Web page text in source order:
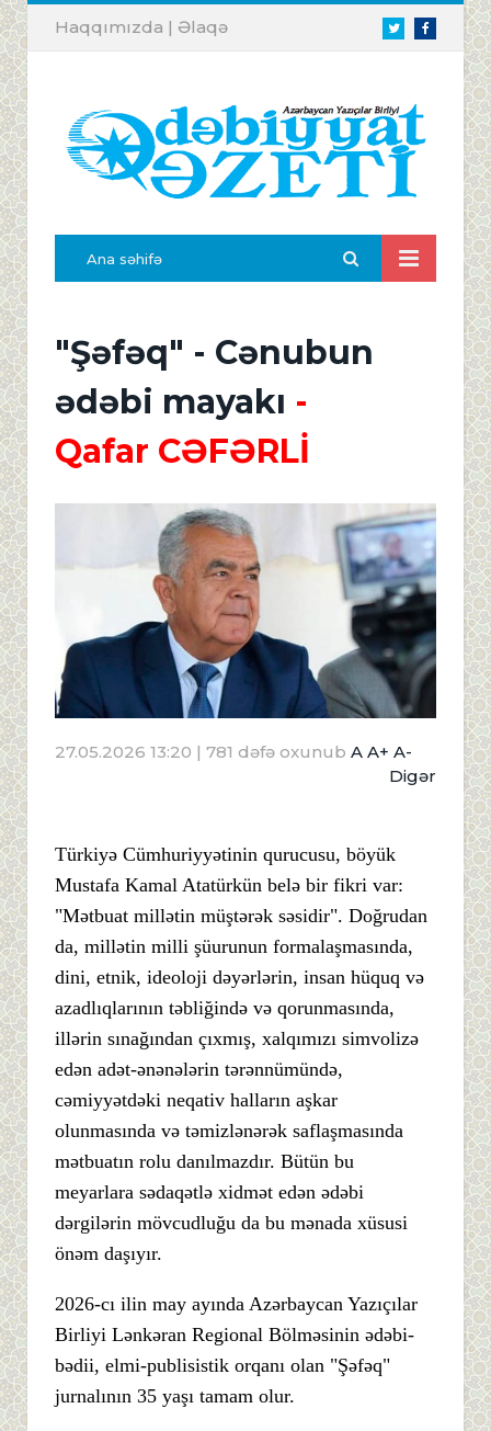
TwitterFacebook
Haqqımızda | Əlaqə
Ana səhifə
"Şəfəq" - Cənubun
ədəbi mayakı -
Qafar CƏFƏRLİ
27.05.2026 13:20 | 781 dəfə oxunub A A+ A-
Digər
Türkiyə Cümhuriyyətinin qurucusu, böyük
Mustafa Kamal Atatürkün belə bir fikri var:
"Mətbuat millətin müştərək səsidir". Doğrudan
da, millətin milli şüurunun formalaşmasında,
dini, etnik, ideoloji dəyərlərin, insan hüquq və
azadlıqlarının təbliğində və qorunmasında,
illərin sınağından çıxmış, xalqımızı simvolizə
edən adət-ənənələrin tərənnümündə,
cəmiyyətdəki neqativ halların aşkar
olunmasında və təmizlənərək saflaşmasında
mətbuatın rolu danılmazdır. Bütün bu
meyarlara sədaqətlə xidmət edən ədəbi
dərgilərin mövcudluğu da bu mənada xüsusi
önəm daşıyır.
2026-cı ilin may ayında Azərbaycan Yazıçılar
Birliyi Lənkəran Regional Bölməsinin ədəbi-
bədii, elmi-publisistik orqanı olan "Şəfəq"
jurnalının 35 yaşı tamam olur.